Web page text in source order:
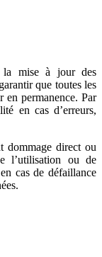
la mise à jour des
que toutes les
en permanence. Par
en cas d’erreurs,
dommage direct ou
l’utilisation ou de
cas de défaillance